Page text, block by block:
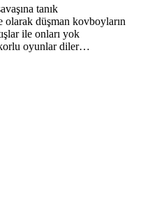
tanık
olarak düşman kovboyların
ile onları yok
oyunlar diler…